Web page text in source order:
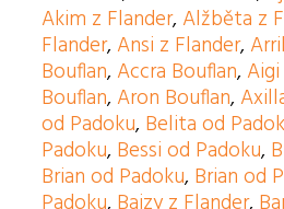
Akim z Flander, Alžběta z
Flander, Ansi z Flander,
Bouflan, Accra Bouflan,
Bouflan, Aron Bouflan,
od Padoku, Belita od
Padoku, Bessi od Padoku,
Brian od Padoku, Brian od